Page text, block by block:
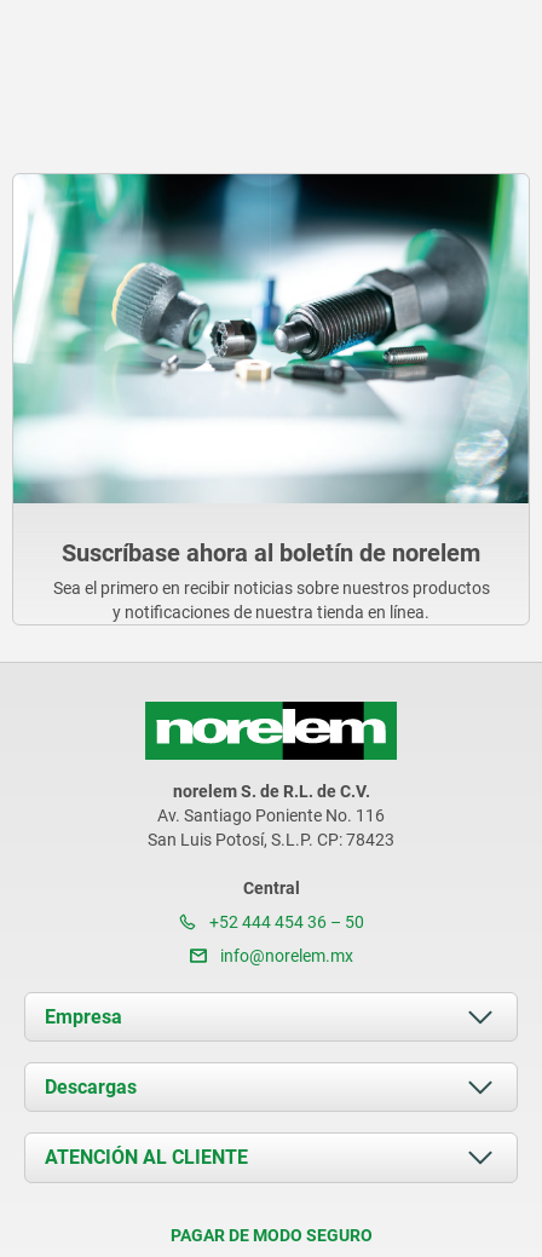
Suscríbase ahora al boletín de norelem
Sea el primero en recibir noticias sobre nuestros productos
y notificaciones de nuestra tienda en línea.
norelem S. de R.L. de C.V.
Av. Santiago Poniente No. 116
San Luis Potosí, S.L.P. CP: 78423
Central
+52 444 454 36 – 50
info@norelem.mx
Empresa
Acerca de nosotros
Novedades
Contacto
Descargas
Documents
ATENCIÓN AL CLIENTE
PAGAR DE MODO SEGURO